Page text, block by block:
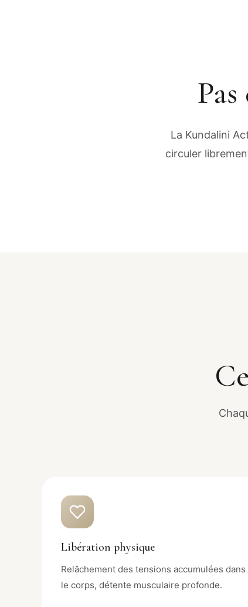
La Kundalini
circuler
Libération physique
Relâchement des tensions accumulées dans
le corps, détente musculaire profonde.